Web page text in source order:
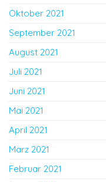
Oktober 2021
September 2021
August 2021
Juli 2021
Juni 2021
Mai 2021
April 2021
März 2021
Februar 2021